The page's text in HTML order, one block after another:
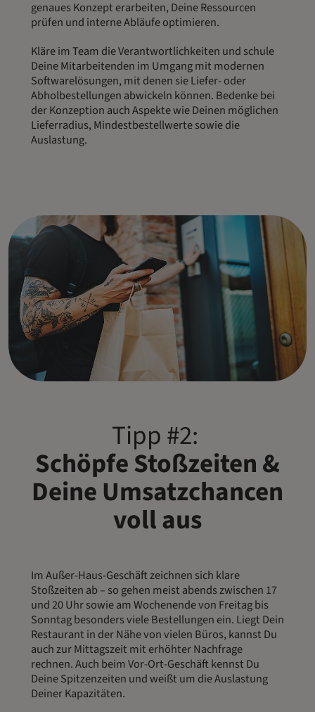
genaues Konzept erarbeiten, Deine Ressourcen
prüfen und interne Abläufe optimieren.
Kläre im Team die Verantwortlichkeiten und schule
Deine Mitarbeitenden im Umgang mit modernen
Softwarelösungen, mit denen sie Liefer- oder
Abholbestellungen abwickeln können. Bedenke bei
der Konzeption auch Aspekte wie Deinen möglichen
Lieferradius, Mindestbestellwerte sowie die
Auslastung.
Tipp #2:
Schöpfe Stoßzeiten &
Deine Umsatzchancen
voll aus
Im Außer-Haus-Geschäft zeichnen sich klare
Stoßzeiten ab – so gehen meist abends zwischen 17
und 20 Uhr sowie am Wochenende von Freitag bis
Sonntag besonders viele Bestellungen ein. Liegt Dein
Restaurant in der Nähe von vielen Büros, kannst Du
auch zur Mittagszeit mit erhöhter Nachfrage
rechnen. Auch beim Vor-Ort-Geschäft kennst Du
Deine Spitzenzeiten und weißt um die Auslastung
Deiner Kapazitäten.